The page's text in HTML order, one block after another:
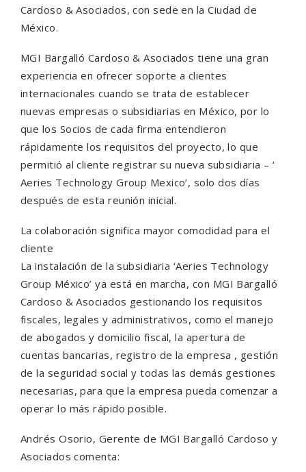
Cardoso & Asociados, con sede en la Ciudad de
México.
MGI Bargalló Cardoso & Asociados tiene una gran
experiencia en ofrecer soporte a clientes
internacionales cuando se trata de establecer
nuevas empresas o subsidiarias en México, por lo
que los Socios de cada firma entendieron
rápidamente los requisitos del proyecto, lo que
permitió al cliente registrar su nueva subsidiaria – ‘
Aeries Technology Group Mexico’, solo dos días
después de esta reunión inicial.
La colaboración significa mayor comodidad para el
cliente
La instalación de la subsidiaria ‘Aeries Technology
Group México’ ya está en marcha, con MGI Bargalló
Cardoso & Asociados gestionando los requisitos
fiscales, legales y administrativos, como el manejo
de abogados y domicilio fiscal, la apertura de
cuentas bancarias, registro de la empresa , gestión
de la seguridad social y todas las demás gestiones
necesarias, para que la empresa pueda comenzar a
operar lo más rápido posible.
Andrés Osorio, Gerente de MGI Bargalló Cardoso y
Asociados comenta: